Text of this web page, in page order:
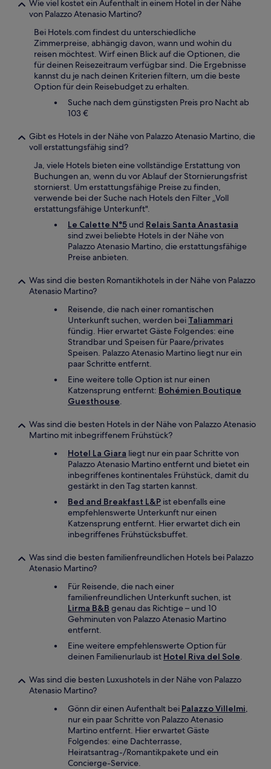
Wie viel kostet ein Aufenthalt in einem Hotel in der Nähe
von Palazzo Atenasio Martino?
Bei Hotels.com findest du unterschiedliche
Zimmerpreise, abhängig davon, wann und wohin du
reisen möchtest. Wirf einen Blick auf die Optionen, die
für deinen Reisezeitraum verfügbar sind. Die Ergebnisse
kannst du je nach deinen Kriterien filtern, um die beste
Option für dein Reisebudget zu erhalten.
Suche nach dem günstigsten Preis pro Nacht ab
103 €
Gibt es Hotels in der Nähe von Palazzo Atenasio Martino, die
voll erstattungsfähig sind?
Ja, viele Hotels bieten eine vollständige Erstattung von
Buchungen an, wenn du vor Ablauf der Stornierungsfrist
stornierst. Um erstattungsfähige Preise zu finden,
verwende bei der Suche nach Hotels den Filter „Voll
erstattungsfähige Unterkunft".
Le Calette N°5 und Relais Santa Anastasia
sind zwei beliebte Hotels in der Nähe von
Palazzo Atenasio Martino, die erstattungsfähige
Preise anbieten.
Was sind die besten Romantikhotels in der Nähe von Palazzo
Atenasio Martino?
Reisende, die nach einer romantischen
Unterkunft suchen, werden bei Taliammari
fündig. Hier erwartet Gäste Folgendes: eine
Strandbar und Speisen für Paare/privates
Speisen. Palazzo Atenasio Martino liegt nur ein
paar Schritte entfernt.
Eine weitere tolle Option ist nur einen
Katzensprung entfernt: Bohémien Boutique
Guesthouse.
Was sind die besten Hotels in der Nähe von Palazzo Atenasio
Martino mit inbegriffenem Frühstück?
Hotel La Giara liegt nur ein paar Schritte von
Palazzo Atenasio Martino entfernt und bietet ein
inbegriffenes kontinentales Frühstück, damit du
gestärkt in den Tag starten kannst.
Bed and Breakfast L&P ist ebenfalls eine
empfehlenswerte Unterkunft nur einen
Katzensprung entfernt. Hier erwartet dich ein
inbegriffenes Frühstücksbuffet.
Was sind die besten familienfreundlichen Hotels bei Palazzo
Atenasio Martino?
Für Reisende, die nach einer
familienfreundlichen Unterkunft suchen, ist
Lirma B&B genau das Richtige – und 10
Gehminuten von Palazzo Atenasio Martino
entfernt.
Eine weitere empfehlenswerte Option für
deinen Familienurlaub ist Hotel Riva del Sole.
Was sind die besten Luxushotels in der Nähe von Palazzo
Atenasio Martino?
Gönn dir einen Aufenthalt bei Palazzo Villelmi,
nur ein paar Schritte von Palazzo Atenasio
Martino entfernt. Hier erwartet Gäste
Folgendes: eine Dachterrasse,
Heiratsantrag-/Romantikpakete und ein
Concierge-Service.